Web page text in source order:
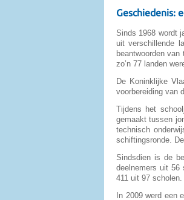
Geschiedenis:
Sinds 1968 wordt
uit verschillende
beantwoorden
zo’n 77 landen
De Koninklijke
voorbereiding van
Tijdens het
gemaakt tussen
technisch
schiftingsronde.
Sindsdien is de
deelnemers uit 56
411 uit 97
In 2009 werd een